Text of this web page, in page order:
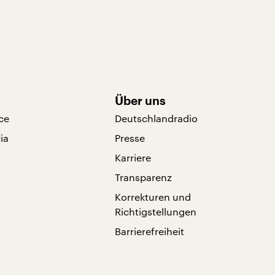
Über uns
Deutschlandradio
Presse
Karriere
Transparenz
Korrekturen und
Richtigstellungen
Barrierefreiheit